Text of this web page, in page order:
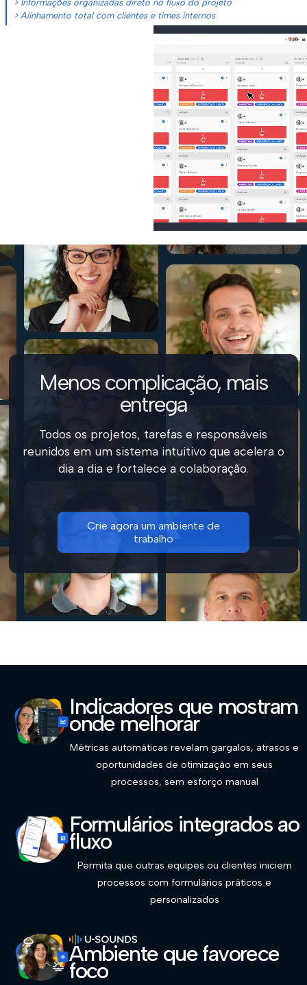
> Informações organizadas direto no fluxo do projeto
> Alinhamento total com clientes e times internos
Menos complicação, mais
entrega
Todos os projetos, tarefas e responsáveis
reunidos em um sistema intuitivo que acelera o
dia a dia e fortalece a colaboração.
Crie agora um ambiente de
trabalho
Indicadores que mostram
onde melhorar
Métricas automáticas revelam gargalos, atrasos e
oportunidades de otimização em seus
processos, sem esforço manual
Formulários integrados ao
fluxo
Permita que outras equipes ou clientes iniciem
processos com formulários práticos e
personalizados
Ambiente que favorece
foco